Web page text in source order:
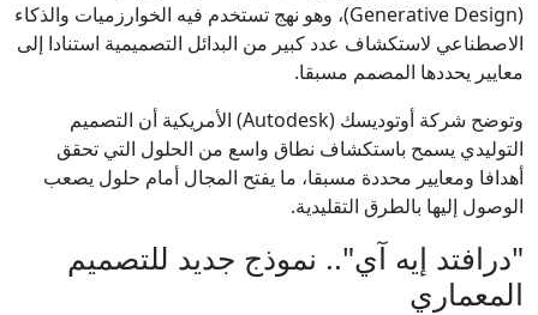
(Generative Design)، وهو نهج تستخدم فيه الخوارزميات والذكاء
الاصطناعي لاستكشاف عدد كبير من البدائل التصميمية استنادا إلى
معايير يحددها المصمم مسبقا.
وتوضح شركة أوتوديسك (Autodesk) الأمريكية أن التصميم
التوليدي يسمح باستكشاف نطاق واسع من الحلول التي تحقق
أهدافا ومعايير محددة مسبقا، ما يفتح المجال أمام حلول يصعب
الوصول إليها بالطرق التقليدية.
"درافتد إيه آي".. نموذج جديد للتصميم
المعماري